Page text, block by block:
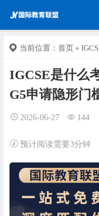
当前位置： 首页 »
IGCSE是什么
G5申请隐形门
2026-06-27 144
预计阅读需要3分钟